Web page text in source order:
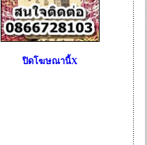
ปิดโฆษณานี้X